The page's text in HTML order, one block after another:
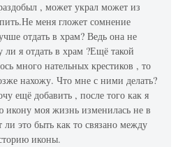
, может украл может из
меня гложет сомнение
отдать в храм? Ведь она не
я отдать в храм ?Ещё такой
много нательных крестиков , то
нахожу. Что мне с ними делать?
ещё добавить , после того как я
моя жизнь изменилась не в
это быть как то связано между
иконы.